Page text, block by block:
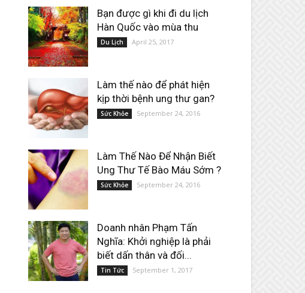
Bạn được gì khi đi du lịch
Hàn Quốc vào mùa thu
Du Lịch April 25, 2017
Làm thế nào để phát hiện
kịp thời bệnh ung thư gan?
Sức Khỏe September 24, 2016
Làm Thế Nào Để Nhận Biết
Ung Thư Tế Bào Máu Sớm ?
Sức Khỏe September 24, 2016
Doanh nhân Phạm Tấn
Nghĩa: Khởi nghiệp là phải
biết dấn thân và đối...
Tin Tức September 1, 2017